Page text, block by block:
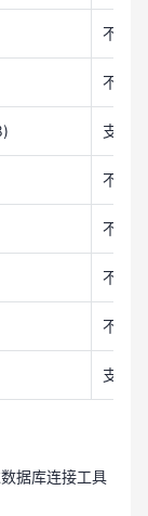
不支
不支
支持
不支持
不支持
不支持
不支持
支持
据库连接工具